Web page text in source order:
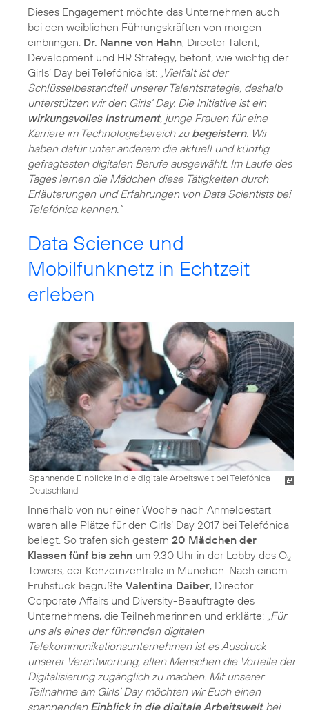
Dieses Engagement möchte das Unternehmen auch
bei den weiblichen Führungskräften von morgen
einbringen. Dr. Nanne von Hahn, Director Talent,
Development und HR Strategy, betont, wie wichtig der
Girls‘ Day bei Telefónica ist: „Vielfalt ist der
Schlüsselbestandteil unserer Talentstrategie, deshalb
unterstützen wir den Girls‘ Day. Die Initiative ist ein
wirkungsvolles Instrument, junge Frauen für eine
Karriere im Technologiebereich zu begeistern. Wir
haben dafür unter anderem die aktuell und künftig
gefragtesten digitalen Berufe ausgewählt. Im Laufe des
Tages lernen die Mädchen diese Tätigkeiten durch
Erläuterungen und Erfahrungen von Data Scientists bei
Telefónica kennen.“
Data Science und
Mobilfunknetz in Echtzeit
erleben
Spannende Einblicke in die digitale Arbeitswelt bei Telefónica
Deutschland
Innerhalb von nur einer Woche nach Anmeldestart
waren alle Plätze für den Girls‘ Day 2017 bei Telefónica
belegt. So trafen sich gestern 20 Mädchen der
Klassen fünf bis zehn um 9.30 Uhr in der Lobby des O2
Towers, der Konzernzentrale in München. Nach einem
Frühstück begrüßte Valentina Daiber, Director
Corporate Affairs und Diversity-Beauftragte des
Unternehmens, die Teilnehmerinnen und erklärte: „Für
uns als eines der führenden digitalen
Telekommunikationsunternehmen ist es Ausdruck
unserer Verantwortung, allen Menschen die Vorteile der
Digitalisierung zugänglich zu machen. Mit unserer
Teilnahme am Girls‘ Day möchten wir Euch einen
spannenden Einblick in die digitale Arbeitsweltbei